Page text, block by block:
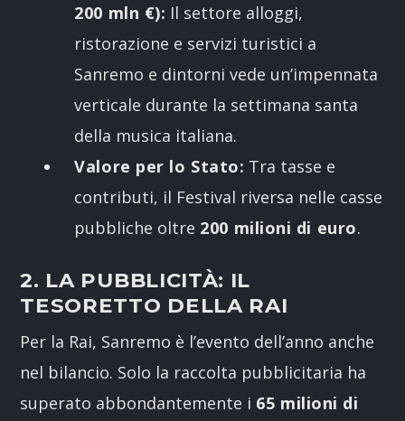
200 mln €): Il settore alloggi,
ristorazione e servizi turistici a
Sanremo e dintorni vede un’impennata
verticale durante la settimana santa
della musica italiana.
Valore per lo Stato: Tra tasse e
contributi, il Festival riversa nelle casse
pubbliche oltre 200 milioni di euro.
2. LA PUBBLICITÀ: IL
TESORETTO DELLA RAI
Per la Rai, Sanremo è l’evento dell’anno anche
nel bilancio. Solo la raccolta pubblicitaria ha
superato abbondantemente i 65 milioni di